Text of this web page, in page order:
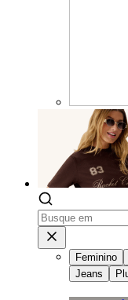
Feminino
Jeans